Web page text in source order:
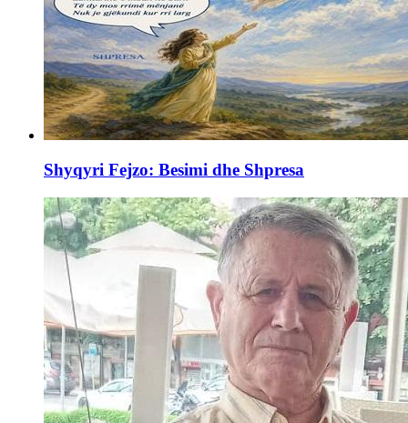
Shyqyri Fejzo: Besimi dhe Shpresa